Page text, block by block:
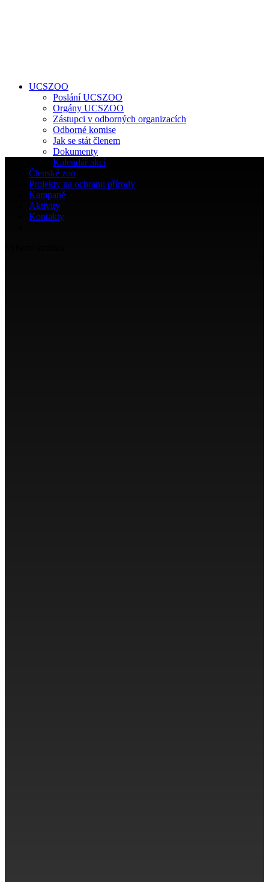
UCSZOO
Poslání UCSZOO
Orgány UCSZOO
Zástupci v odborných organizacích
Odborné komise
Jak se stát členem
Dokumenty
Kalendář akcí
Členské zoo
Projekty na ochranu přírody
Kampaně
Aktivity
Kontakty